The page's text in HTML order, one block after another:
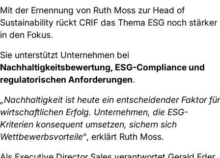
Mit der Ernennung von Ruth Moss zur Head of
Sustainability rückt CRIF das Thema ESG noch stärker
in den Fokus.
Sie unterstützt Unternehmen bei
Nachhaltigkeitsbewertung, ESG-Compliance und
regulatorischen Anforderungen.
„Nachhaltigkeit ist heute ein entscheidender Faktor für
wirtschaftlichen Erfolg. Unternehmen, die ESG-
Kriterien konsequent umsetzen, sichern sich
Wettbewerbsvorteile“, erklärt Ruth Moss.